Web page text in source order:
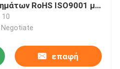
RoHS ISO9001 με
κάγκελα μετάλλων
10
Negotiate
επαφή